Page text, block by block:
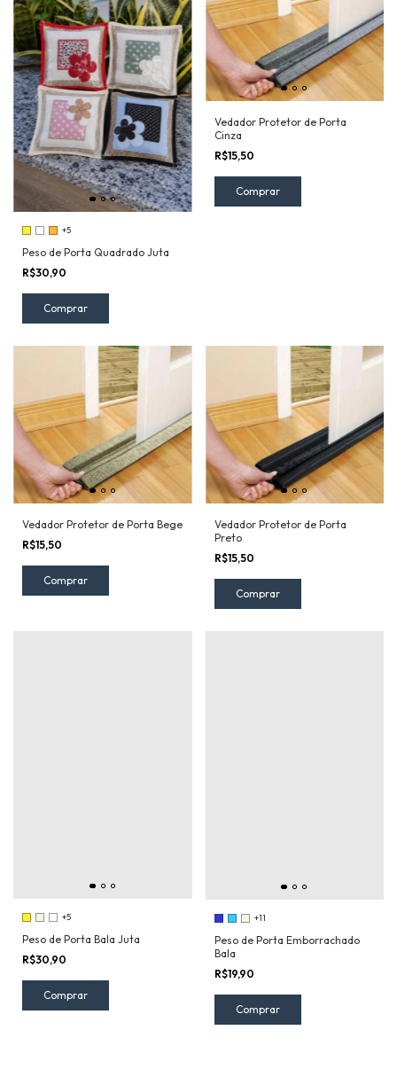
+5
Peso de Porta Quadrado Juta
R$30,90
Comprar
Vedador Protetor de Porta
Cinza
R$15,50
Comprar
Vedador Protetor de Porta Bege
R$15,50
Comprar
Vedador Protetor de Porta
Preto
R$15,50
Comprar
+5
Peso de Porta Bala Juta
R$30,90
Comprar
+11
Peso de Porta Emborrachado
Bala
R$19,90
Comprar